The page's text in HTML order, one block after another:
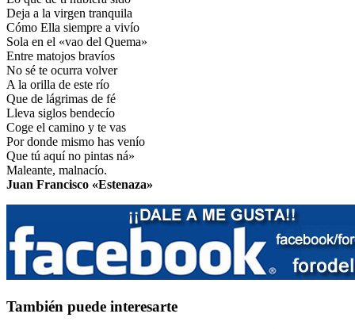
Deja a la virgen tranquila
Cómo Ella siempre a vivío
Sola en el «vao del Quema»
Entre matojos bravíos
No sé te ocurra volver
A la orilla de este río
Que de lágrimas de fé
Lleva siglos bendecío
Coge el camino y te vas
Por donde mismo has venío
Que tú aquí no pintas ná»
Maleante, malnacío.
Juan Francisco «Estenaza»
También puede interesarte